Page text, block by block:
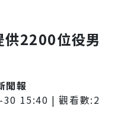
2200位役男
聞報
15:40 | 觀看數:2